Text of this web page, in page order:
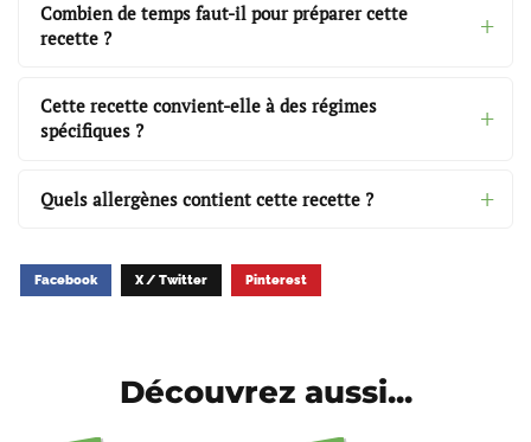
Combien de temps faut-il pour préparer cette
recette ?
Cette recette convient-elle à des régimes
spécifiques ?
Quels allergènes contient cette recette ?
Facebook X / Twitter Pinterest
Découvrez aussi...